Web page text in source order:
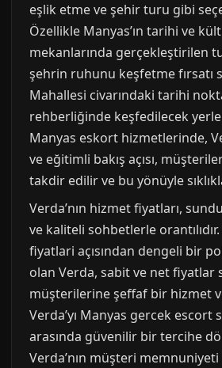
eşlik etme ve şehir turu gibi
Özellikle Manyas’ın tarihi ve
mekanlarında gerçekleştirilen
şehrin ruhunu keşfetme fırsatı
Mahallesi civarındaki tarihi
rehberliğinde keşfedilecek
Manyas eskort hizmetlerinde,
ve eğitimli bakış açısı,
takdir edilir ve bu yönüyle
Verda’nın hizmet fiyatları,
ve kaliteli sohbetlerle
fiyatlari açısından dengeli bir
olan Verda, sabit ve net fiyatlar
müşterilerine şeffaf bir hizmet
Verda’yı Manyas gercek escort
arasında güvenilir bir tercihe
Verda’nın müşteri memnuniyeti